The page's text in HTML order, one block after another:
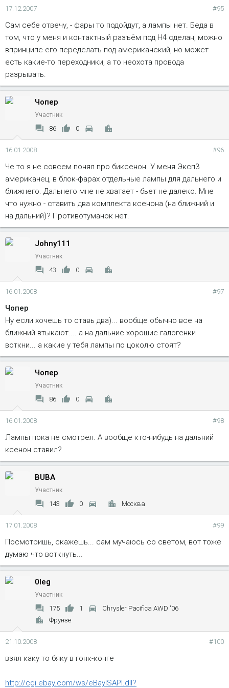
17.12.2007 #95
Сам себе отвечу, - фары то подойдут, а лампы нет. Беда в
том, что у меня и контактный разъём под Н4 сделан, можно
впринципе его переделать под американский, но может
есть какие-то переходники, а то неохота провода
разрывать.
Чопер
Участник
86 0
16.01.2008 #96
Че то я не совсем понял про биксенон. У меня Эксп3
американец, в блок-фарах отдельные лампы для дальнего и
ближнего. Дальнего мне не хватает - бьет не далеко. Мне
что нужно - ставить два комплекта ксенона (на ближний и
на дальний)? Противотуманок нет.
Johny111
Участник
43 0
16.01.2008 #97
Чопер
Ну если хочешь то ставь два)... вообще обычно все на
ближний втыкают.... а на дальние хорошие галогенки
воткни... а какие у тебя лампы по цоколю стоят?
Чопер
Участник
86 0
16.01.2008 #98
Лампы пока не смотрел. А вообще кто-нибудь на дальний
ксенон ставил?
BUBA
Участник
143 0 Москва
17.01.2008 #99
Посмотришь, скажешь... сам мучаюсь со светом, вот тоже
думаю что воткнуть...
0leg
Участник
175 1
Chrysler Pacifica AWD '06
Фрунзе
21.10.2008 #100
взял каку то бяку в гонк-конге
http://cgi.ebay.com/ws/eBayISAPI.dll?